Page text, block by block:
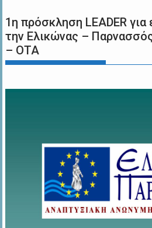
1η πρόσκληση LEADER
την Ελικώνας –
– ΟΤΑ